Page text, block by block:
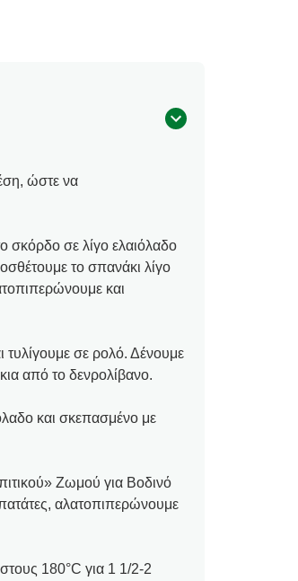
ώστε να
σκόρδο σε λίγο ελαιόλαδο
το σπανάκι λίγο
και
τυλίγουμε σε ρολό. Δένουμε
από το δενρολίβανο.
και σκεπασμένο με
Ζωμού για Βοδινό
αλατοπιπερώνουμε
180°C για 1 1/2-2